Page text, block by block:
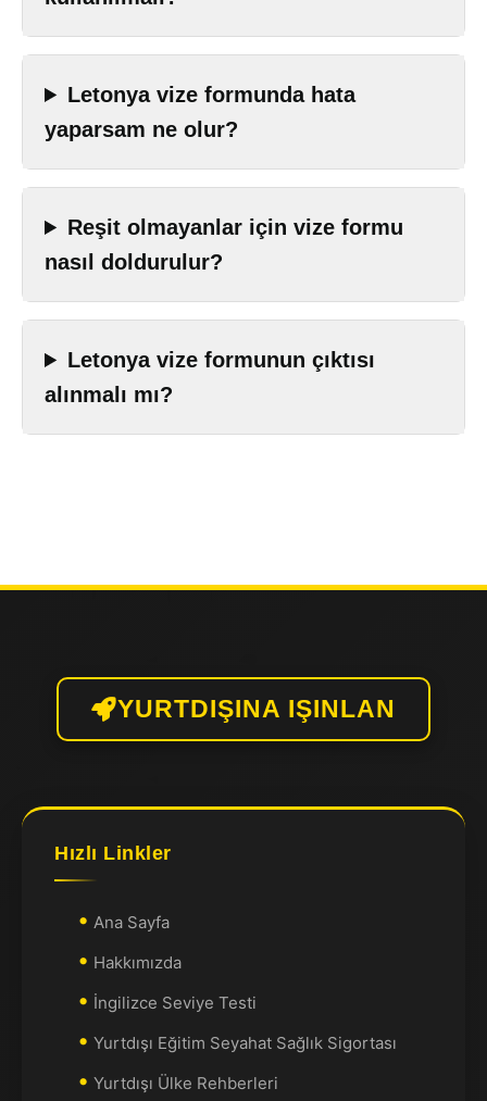
Letonya vize formunda hata
yaparsam ne olur?
Reşit olmayanlar için vize formu
nasıl doldurulur?
Letonya vize formunun çıktısı
alınmalı mı?
YURTDIŞINA IŞINLAN
Hızlı Linkler
Ana Sayfa
Hakkımızda
İngilizce Seviye Testi
Yurtdışı Eğitim Seyahat Sağlık Sigortası
Yurtdışı Ülke Rehberleri